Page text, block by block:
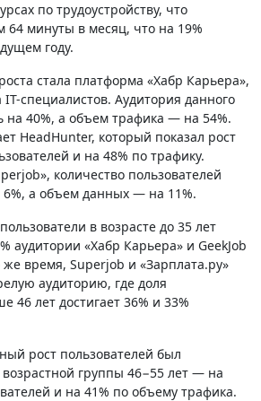
по трудоустройству, что
64 минуты в месяц, что на 19%
году.
стала платформа «Хабр Карьера»,
специалистов. Аудитория данного
на 40%, а объем трафика — на 54%.
HeadHunter, который показал рост
и на 48% по трафику.
количество пользователей
6%, а объем данных — на 11%.
в возрасте до 35 лет
аудитории «Хабр Карьера» и GeekJob
же время, Superjob и «Зарплата.ру»
аудиторию, где доля
46 лет достигает 36% и 33%
рост пользователей был
группы 46−55 лет — на
и на 41% по объему трафика.